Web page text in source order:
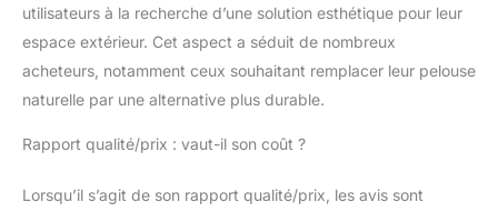
délicatement les fibres avec une brosse
spéciale gazon pour un rendu parfait.
Caractéristiques Protection UV : Garantie
7ans Epaisseur de la plaque : 20mm
Couleur : vert Matériau : Polyéthylène et
Garantie: 7 ans - Résistant chlore, brome
Plate ATTENTION : Votre commande doit
utilisateurs à la recherche d’une solution esthétique pour leur
espace extérieur. Cet aspect a séduit de nombreux
acheteurs, notamment ceux souhaitant remplacer leur pelouse
naturelle par une alternative plus durable.
Rapport qualité/prix : vaut-il son coût ?
Lorsqu’il s’agit de son rapport qualité/prix, les avis sont